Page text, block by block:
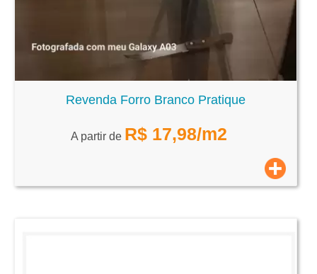
Revenda Forro Branco Pratique
A partir de R$ 17,98/m2